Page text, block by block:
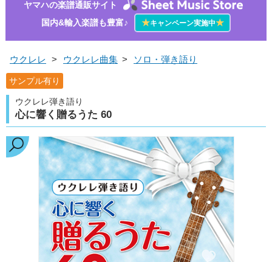
ヤマハの楽譜通販サイト
国内&輸入楽譜も豊富♪
★キャンペーン実施中★
ウクレレ > ウクレレ曲集 > ソロ・弾き語り
サンプル有り
ウクレレ弾き語り
心に響く贈るうた 60